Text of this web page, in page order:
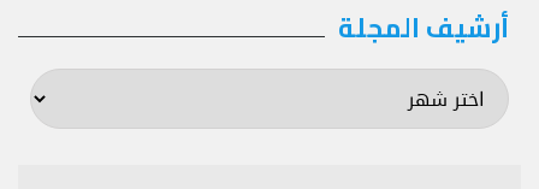
أرشيف المجلة أرشيف
المجلة